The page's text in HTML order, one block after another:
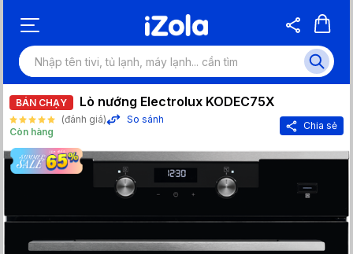
BÁN CHẠY Lò nướng Electrolux KODEC75X
(đánh giá)
So sánh
Còn hàng
Chia sẻ